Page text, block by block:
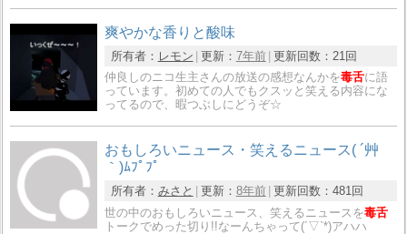
爽やかな香りと酸味
所有者： レモン 更新： 7年前 更新回数： 21回
仲良しのニコ生主さんの放送の感想なんかを毒舌に語
っています。初めての人でもクスッと笑える内容にな
ってるので、暇つぶしにどうぞ☆
おもしろいニュース・笑えるニュース( ´艸
｀)ﾑﾌﾟﾌﾟ
所有者： みさと 更新： 8年前 更新回数： 481回
世の中のおもしろいニュース、笑えるニュースを毒舌
トークでめった切り!!なーんちゃって(´▽`*)アハハ